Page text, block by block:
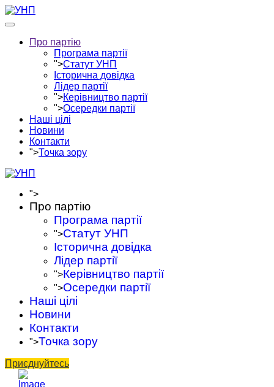
Про партію
Програма партії
">Статут УНП
Історична довідка
Лідер партії
">Керівництво партії
">Осередки партії
Наші цілі
Новини
Контакти
">Точка зору
">
Про партію
Програма партії
">Статут УНП
Історична довідка
Лідер партії
">Керівництво партії
">Осередки партії
Наші цілі
Новини
Контакти
">Точка зору
Приєднуйтесь